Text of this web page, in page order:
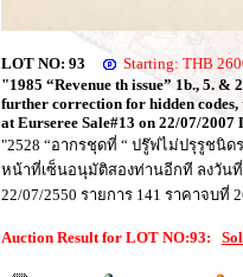
LOT NO: 93
Starting: THB
"1985 “Revenue th issue” 1b., 5.
further correction for hidden
at Eurseree Sale#13 on 22/07/
"2528 “อากรชุดที่ “ ปรู๊ฟไม่ปรุรูชนิ
หน้าที่เซ็นอนุมัติสองท่านอีกที ลงวันที่
22/07/2550 รายการ 141 ราคาจบที่
Auction Result for LOT NO:93: